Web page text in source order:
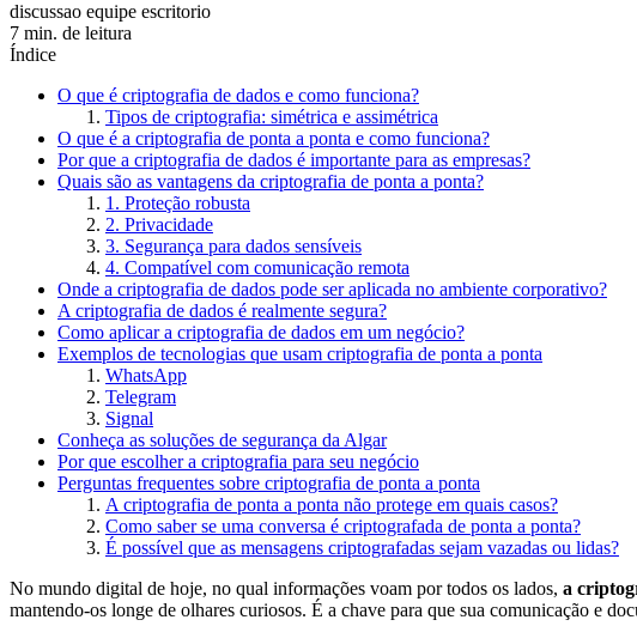
discussao equipe escritorio
7 min. de leitura
Índice
O que é criptografia de dados e como funciona?
Tipos de criptografia: simétrica e assimétrica
O que é a criptografia de ponta a ponta e como funciona?
Por que a criptografia de dados é importante para as empresas?
Quais são as vantagens da criptografia de ponta a ponta?
1. Proteção robusta
2. Privacidade
3. Segurança para dados sensíveis
4. Compatível com comunicação remota
Onde a criptografia de dados pode ser aplicada no ambiente corporativo?
A criptografia de dados é realmente segura?
Como aplicar a criptografia de dados em um negócio?
Exemplos de tecnologias que usam criptografia de ponta a ponta
WhatsApp
Telegram
Signal
Conheça as soluções de segurança da Algar
Por que escolher a criptografia para seu negócio
Perguntas frequentes sobre criptografia de ponta a ponta
A criptografia de ponta a ponta não protege em quais casos?
Como saber se uma conversa é criptografada de ponta a ponta?
É possível que as mensagens criptografadas sejam vazadas ou lidas?
No mundo digital de hoje, no qual informações voam por todos os lados, a
mantendo-os longe de olhares curiosos. É a chave para que sua comunicação e